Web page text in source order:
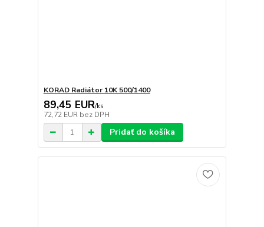
KORAD Radiátor 10K 500/1400
89,45 EUR/ks
72,72 EUR bez DPH
Pridať do košíka